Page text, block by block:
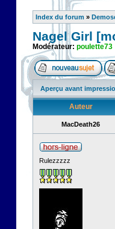
Index du forum »
Nagel Girl
Modérateur: poulette73
Aperçu avant
Auteur
MacDeath26
Rulezzzzz